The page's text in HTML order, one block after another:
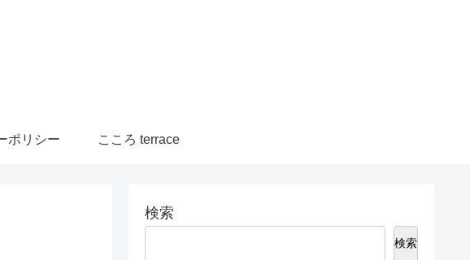
ポリシー こころ terrace
検索
検索